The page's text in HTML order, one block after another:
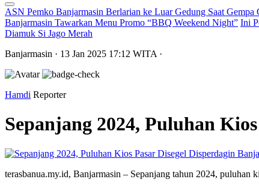
ASN Pemko Banjarmasin Berlarian ke Luar Gedung Saat Gempa
Banjarmasin Tawarkan Menu Promo “BBQ Weekend Night” Ini
Diamuk Si Jago Merah
Banjarmasin · 13 Jan 2025 17:12 WITA ·
Hamdi Reporter
Sepanjang 2024, Puluhan
terasbanua.my.id, Banjarmasin – Sepanjang tahun 2024,